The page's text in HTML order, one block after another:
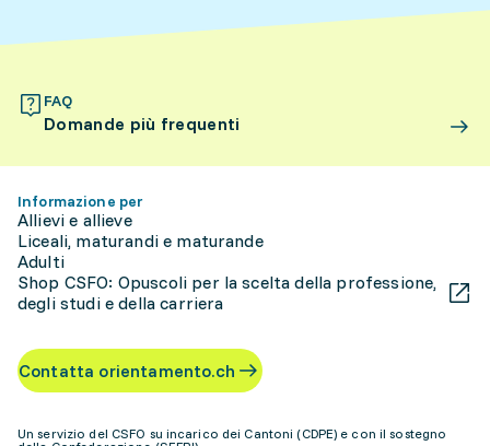
FAQ
Domande più frequenti
Informazione per
Allievi e allieve
Liceali, maturandi e maturande
Adulti
Shop CSFO: Opuscoli per la scelta della professione,
degli studi e della carriera
Contatta orientamento.ch
Un servizio del CSFO su incarico dei Cantoni (CDPE) e con il sostegno